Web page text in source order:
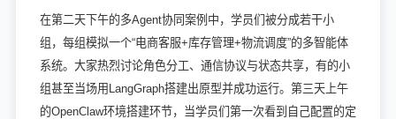
在第二天下午的多Agent协同案例中，学员们被分成若干小
组，每组模拟一个“电商客服+库存管理+物流调度”的多智能体
系统。大家热烈讨论角色分工、通信协议与状态共享，有的小
组甚至当场用LangGraph搭建出原型并成功运行。第三天上午
的OpenClaw环境搭建环节，当学员们第一次看到自己配置的定